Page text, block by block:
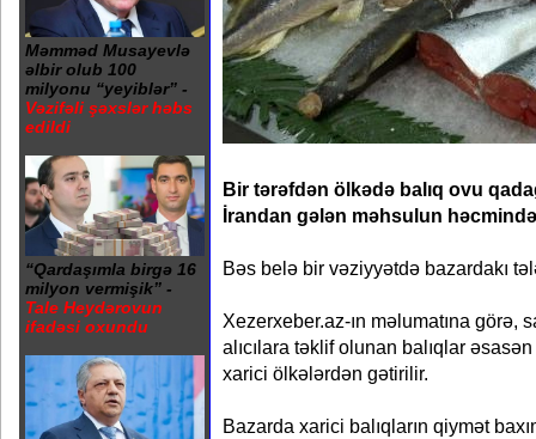
Məmməd Musayevlə
əlbir olub 100
milyonu “yeyiblər” -
Vəzifəli şəxslər həbs
edildi
“Qardaşımla birgə 16
milyon vermişik” -
Tale Heydərovun
ifadəsi oxundu
Bir tərəfdən ölkədə balıq ovu
İrandan gələn məhsulun
Bəs belə bir vəziyyətdə bazardakı
Xezerxeber.az-ın məlumatına görə,
alıcılara təklif olunan balıqlar
xarici ölkələrdən gətirilir.
Bazarda xarici balıqların qiymət